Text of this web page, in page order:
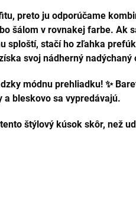
preto ju odporúčame
šálom v rovnakej farbe. Ak
sploští, stačí ho zľahka
svoj nádherný nadýchaný
módnu prehliadku! ✨
bleskovo sa vypredávajú.
štýlový kúsok skôr, než